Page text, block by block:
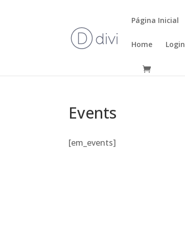
Página Inicial
Home Login
Events
[em_events]